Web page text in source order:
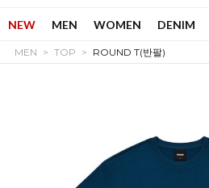
NEW MEN WOMEN DENIM
MEN TOP ROUND T(반팔)